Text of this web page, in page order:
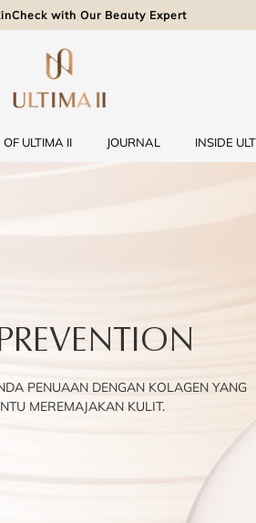
with Our Beauty Expert
OF ULTIMA II JOURNAL INSIDE
PENUAAN DENGAN KOLAGEN YANG
MEREMAJAKAN KULIT.